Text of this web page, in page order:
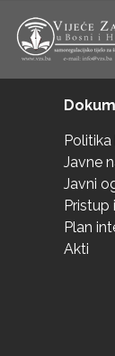
Javne
Javni
Pristup
Plan
Akti